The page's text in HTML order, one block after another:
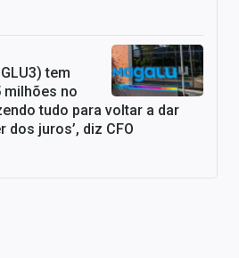
tem
milhões no
tudo para voltar a dar
dos juros’, diz CFO